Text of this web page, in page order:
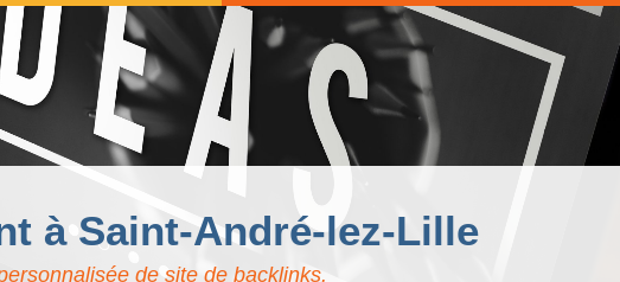
à Saint-André-lez-Lille
de site de backlinks.